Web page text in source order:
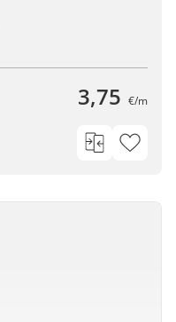
3,75 €/m